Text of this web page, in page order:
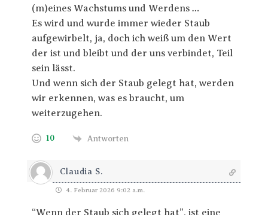
(m)eines Wachstums und Werdens …
Es wird und wurde immer wieder Staub
aufgewirbelt, ja, doch ich weiß um den Wert
der ist und bleibt und der uns verbindet, Teil
sein lässt.
Und wenn sich der Staub gelegt hat, werden
wir erkennen, was es braucht, um
weiterzugehen.
10 Antworten
Claudia S.
4. Februar 2026 9:02 a.m.
“Wenn der Staub sich gelegt hat”, ist eine